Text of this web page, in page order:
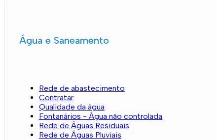
Água e Saneamento
Rede de abastecimento
Contratar
Qualidade da água
Fontanários - Água não controlada
Rede de Águas Residuais
Rede de Águas Pluviais